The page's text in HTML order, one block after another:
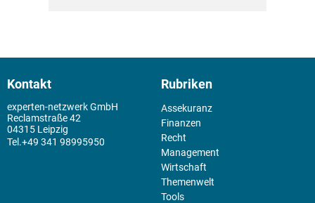
Kontakt
experten-netzwerk GmbH
Reclamstraße 42
04315 Leipzig
+49 341 98995950
Rubriken
Assekuranz
Finanzen
Recht
Management
Wirtschaft
Themenwelt
Tools